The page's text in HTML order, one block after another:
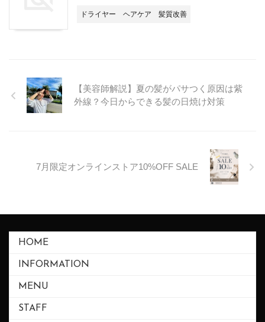
ドライヤー ヘアケア 髪質改善
【美容師解説】夏の髪がパサつく原因は紫
外線？今日からできる髪の日焼け対策
7月限定オンラインストア10%OFF SALE
HOME
INFORMATION
MENU
STAFF